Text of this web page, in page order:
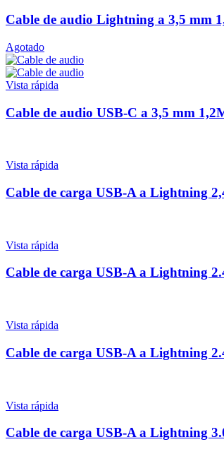
Cable de audio Lightning a 3,5 mm
Agotado
Vista rápida
Cable de audio USB-C a 3,5 mm
Vista rápida
Cable de carga USB-A a Lightning
Vista rápida
Cable de carga USB-A a Lightning
Vista rápida
Cable de carga USB-A a Lightning
Vista rápida
Cable de carga USB-A a Lightning